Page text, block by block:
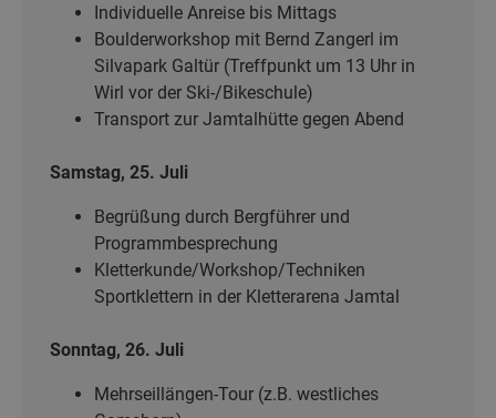
Individuelle Anreise bis Mittags
Boulderworkshop mit Bernd Zangerl im
Silvapark Galtür (Treffpunkt um 13 Uhr in
Wirl vor der Ski-/Bikeschule)
Transport zur Jamtalhütte gegen Abend
Samstag, 25. Juli
Begrüßung durch Bergführer und
Programmbesprechung
Kletterkunde/Workshop/Techniken
Sportklettern in der Kletterarena Jamtal
Sonntag, 26. Juli
Mehrseillängen-Tour (z.B. westliches